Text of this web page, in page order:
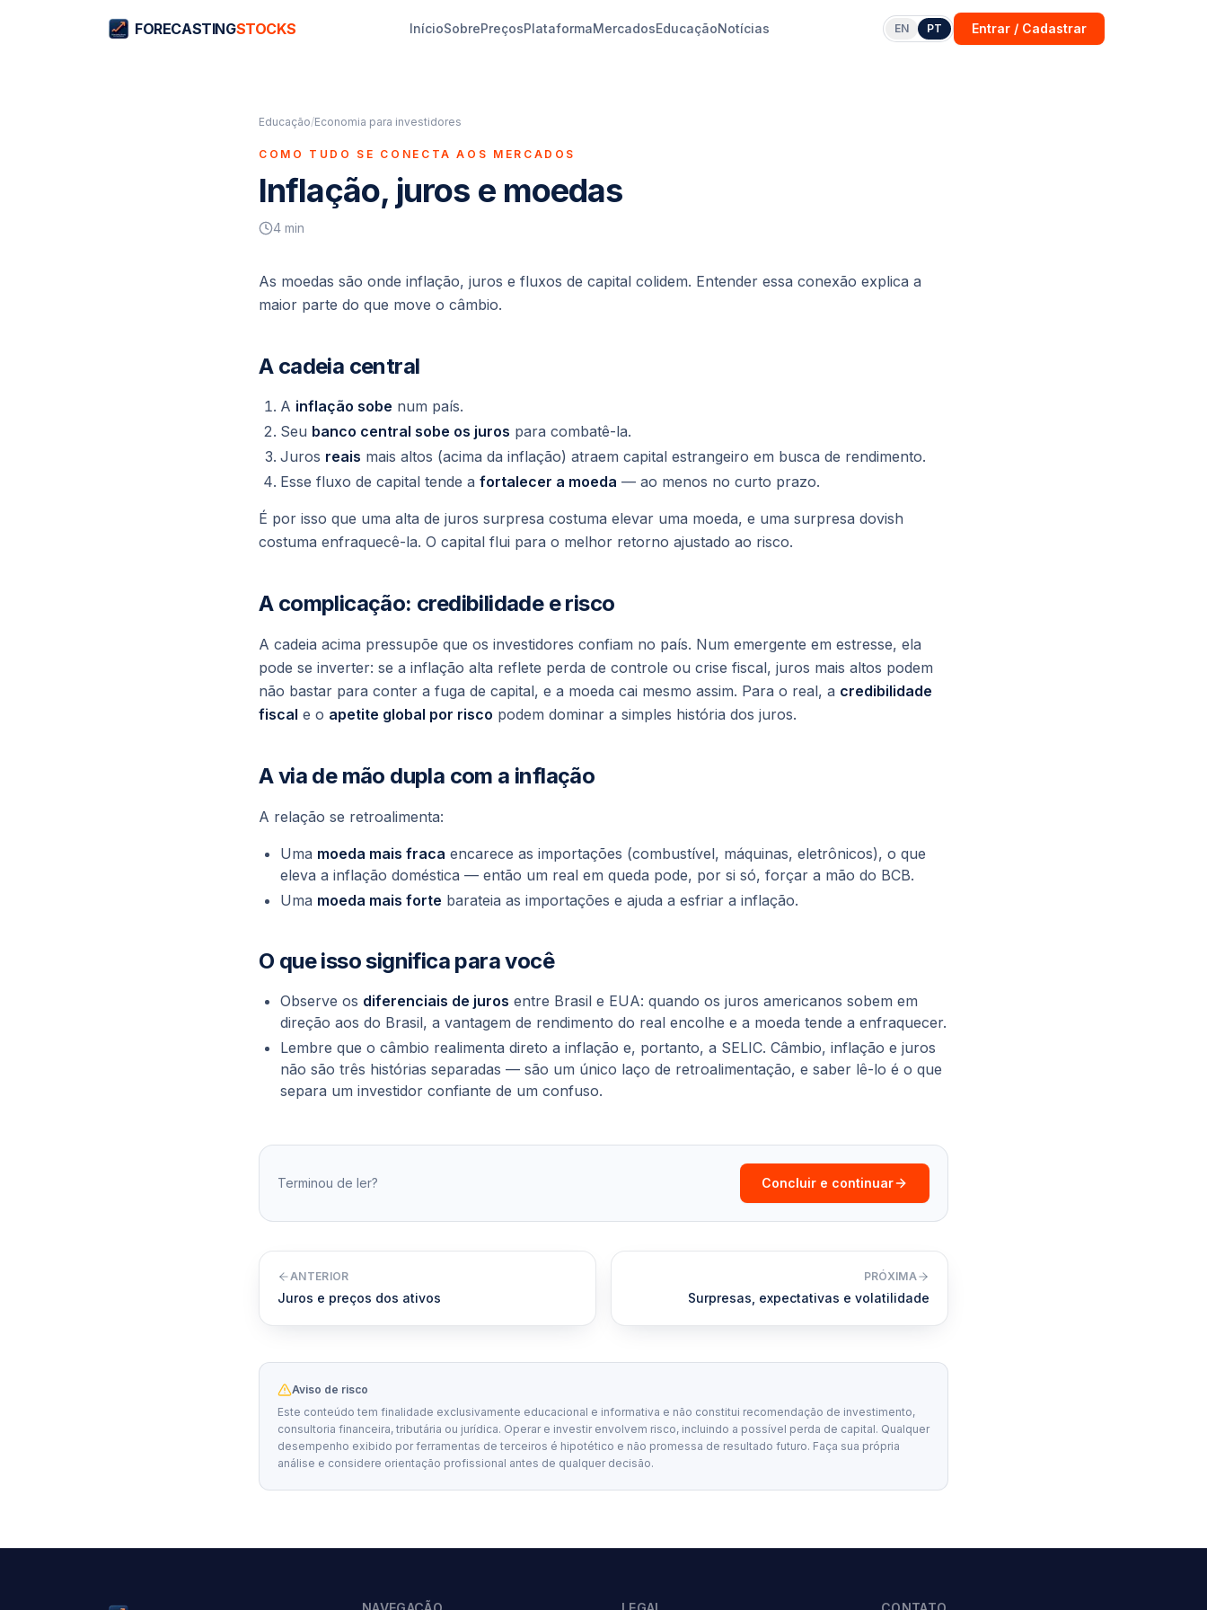
FORECASTINGSTOCKS InícioSobrePreçosPlataformaMercadosEducaçãoNotícias EN PT Entrar / Cadastrar
Educação/Economia para investidores
COMO TUDO SE CONECTA AOS MERCADOS
Inflação, juros e moedas
4 min
As moedas são onde inflação, juros e fluxos de capital colidem. Entender essa conexão explica a
maior parte do que move o câmbio.
A cadeia central
A inflação sobe num país.
Seu banco central sobe os juros para combatê-la.
Juros reais mais altos (acima da inflação) atraem capital estrangeiro em busca de rendimento.
Esse fluxo de capital tende a fortalecer a moeda — ao menos no curto prazo.
É por isso que uma alta de juros surpresa costuma elevar uma moeda, e uma surpresa dovish
costuma enfraquecê-la. O capital flui para o melhor retorno ajustado ao risco.
A complicação: credibilidade e risco
A cadeia acima pressupõe que os investidores confiam no país. Num emergente em estresse, ela
pode se inverter: se a inflação alta reflete perda de controle ou crise fiscal, juros mais altos podem
não bastar para conter a fuga de capital, e a moeda cai mesmo assim. Para o real, a credibilidade
fiscal e o apetite global por risco podem dominar a simples história dos juros.
A via de mão dupla com a inflação
A relação se retroalimenta:
Uma moeda mais fraca encarece as importações (combustível, máquinas, eletrônicos), o que
eleva a inflação doméstica — então um real em queda pode, por si só, forçar a mão do BCB.
Uma moeda mais forte barateia as importações e ajuda a esfriar a inflação.
O que isso significa para você
Observe os diferenciais de juros entre Brasil e EUA: quando os juros americanos sobem em
direção aos do Brasil, a vantagem de rendimento do real encolhe e a moeda tende a enfraquecer.
Lembre que o câmbio realimenta direto a inflação e, portanto, a SELIC. Câmbio, inflação e juros
não são três histórias separadas — são um único laço de retroalimentação, e saber lê-lo é o que
separa um investidor confiante de um confuso.
Terminou de ler? Concluir e continuar
ANTERIOR
Juros e preços dos ativos
PRÓXIMA
Surpresas, expectativas e volatilidade
Aviso de risco
Este conteúdo tem finalidade exclusivamente educacional e informativa e não constitui recomendação de investimento,
consultoria financeira, tributária ou jurídica. Operar e investir envolvem risco, incluindo a possível perda de capital. Qualquer
desempenho exibido por ferramentas de terceiros é hipotético e não promessa de resultado futuro. Faça sua própria
análise e considere orientação profissional antes de qualquer decisão.